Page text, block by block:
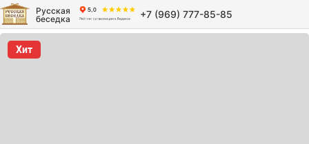
Русская
беседка
+7 (969) 777-85-85
Хит